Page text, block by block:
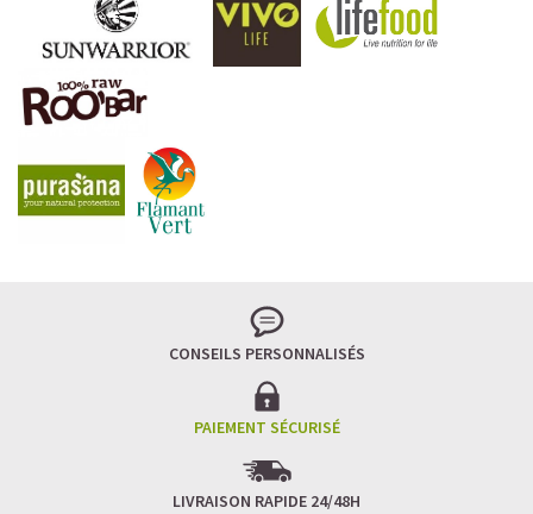
CONSEILS PERSONNALISÉS
PAIEMENT SÉCURISÉ
LIVRAISON RAPIDE 24/48H